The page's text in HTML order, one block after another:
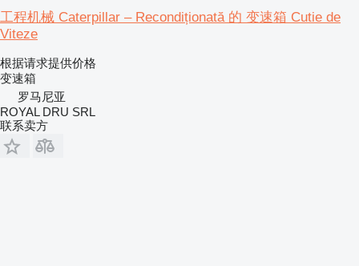
工程机械 Caterpillar – Recondiționată 的 变速箱 Cutie de
Viteze
根据请求提供价格
变速箱
罗马尼亚
ROYAL DRU SRL
联系卖方